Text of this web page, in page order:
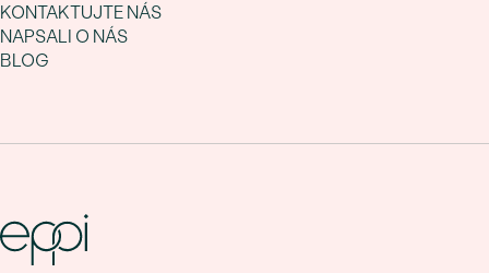
KONTAKTUJTE NÁS
NAPSALI O NÁS
BLOG